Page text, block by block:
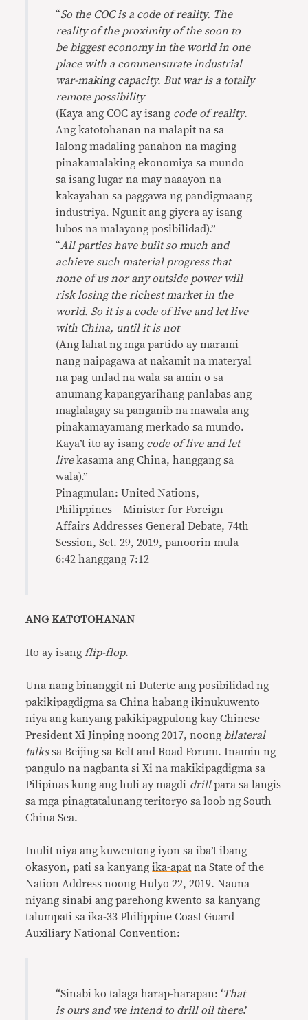
“So the COC is a code of reality. The
reality of the proximity of the soon to
be biggest economy in the world in one
place with a commensurate industrial
war-making capacity. But war is a totally
remote possibility
(Kaya ang COC ay isang code of reality.
Ang katotohanan na malapit na sa
lalong madaling panahon na maging
pinakamalaking ekonomiya sa mundo
sa isang lugar na may naaayon na
kakayahan sa paggawa ng pandigmaang
industriya. Ngunit ang giyera ay isang
lubos na malayong posibilidad).”
“All parties have built so much and
achieve such material progress that
none of us nor any outside power will
risk losing the richest market in the
world. So it is a code of live and let live
with China, until it is not
(Ang lahat ng mga partido ay marami
nang naipagawa at nakamit na materyal
na pag-unlad na wala sa amin o sa
anumang kapangyarihang panlabas ang
maglalagay sa panganib na mawala ang
pinakamayamang merkado sa mundo.
Kaya’t ito ay isang code of live and let
livekasama ang China, hanggang sa
wala).”
Pinagmulan: United Nations,
Philippines – Minister for Foreign
Affairs Addresses General Debate, 74th
Session, Set. 29, 2019,panoorin mula
6:42 hanggang 7:12
ANG KATOTOHANAN
Ito ay isang flip-flop.
Una nang binanggit ni Duterte ang posibilidad ng
pakikipagdigma sa China habang ikinukuwento
niya ang kanyang pakikipagpulong kay Chinese
President Xi Jinping noong 2017, noong bilateral
talkssa Beijing sa Belt and Road Forum. Inamin ng
pangulo na nagbanta si Xi na makikipagdigma sa
Pilipinas kung ang huli ay magdi-drillpara sa langis
sa mga pinagtatalunang teritoryo sa loob ng South
China Sea.
Inulit niya ang kuwentong iyon sa iba’t ibang
okasyon, pati sa kanyangika-apat na State of the
Nation Address noong Hulyo 22, 2019. Nauna
niyang sinabi ang parehong kwento sa kanyang
talumpati sa ika-33 Philippine Coast Guard
Auxiliary National Convention:
“Sinabi ko talaga harap-harapan: ‘That
is ours and we intend to drill oil there.’